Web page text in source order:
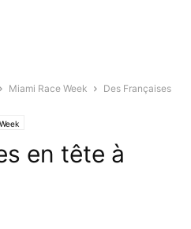
Miami Race Week
Des Françaises
en tête à